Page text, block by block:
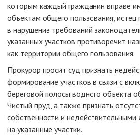
которым каждый гражданин вправе
объектам общего пользования, истец
в нарушение требований
указанных участков противоречит
как территории общего пользования.
Прокурор просит суд признать
формирование участков в связи с
береговой полосы водного объекта
Чистый пруд, а также признать
собственности и
на указанные участки.